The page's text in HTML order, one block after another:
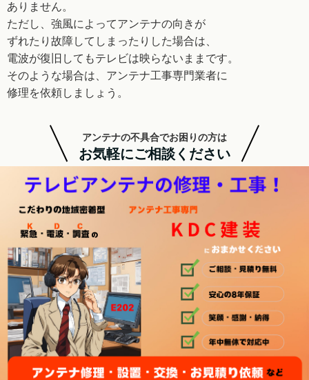
ありません。
ただし、強風によってアンテナの向きが
ずれたり 故障してしまったりした場合は、
電波が復旧してもテレビは映らないままです。
そのような場合は、アンテナ工事専門業者に
修理を依頼しましょう。
アンテナの不具合でお困りの方は
お気軽にご相談ください